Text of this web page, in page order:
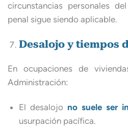
circunstancias personales
penal sigue siendo aplicable.
Desalojo y tiempos
En ocupaciones de
Administración:
El desalojo no suele ser
usurpación pacífica.